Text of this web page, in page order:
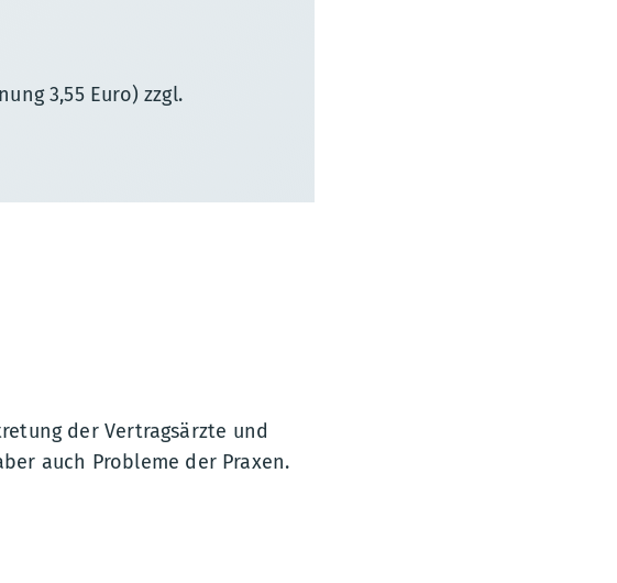
3,55 Euro) zzgl.
der Vertragsärzte und
auch Probleme der Praxen.